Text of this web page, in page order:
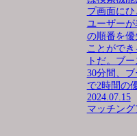
プ画面に
ユーザー
の順番を優
ことがで
トだ。ブ
30分間、
で2時間の
2024.07.15
マッチング